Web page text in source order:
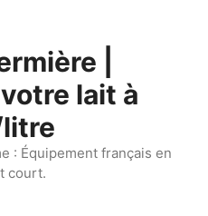
|
lait à
: Équipement français en
court.